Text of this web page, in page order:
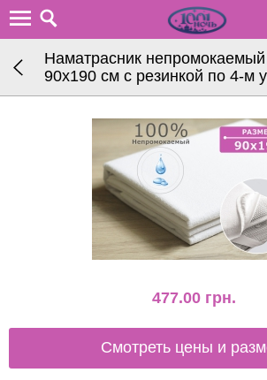
Наматрасник
90х190 см с резинкой по 4-м
477.00 грн.
Смотреть цены и